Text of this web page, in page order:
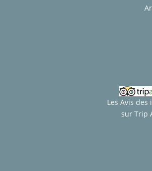
Les Avis
sur Trip